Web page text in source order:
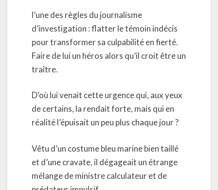
l’une des règles du journalisme
d’investigation : flatter le témoin indécis
pour transformer sa culpabilité en fierté.
Faire de lui un héros alors qu’il croit être un
traître.
D’où lui venait cette urgence qui, aux yeux
de certains, la rendait forte, mais qui en
réalité l’épuisait un peu plus chaque jour ?
Vêtu d’un costume bleu marine bien taillé
et d’une cravate, il dégageait un étrange
mélange de ministre calculateur et de